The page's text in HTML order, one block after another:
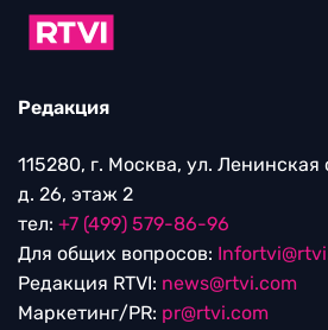
Редакция
115280, г. Москва, ул. Ленинская
д. 26, этаж 2
тел: +7 (499) 579-86-96
Для общих вопросов:
Редакция RTVI: news@rtvi.com
Маркетинг/PR: pr@rtvi.com